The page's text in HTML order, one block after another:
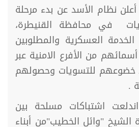
نظام الأسد عن بدء مرحلة
في محافظة القنيطرة،
العسكرية والمطلوبين
من الأفرع الامنية عبر
خضوعهم للتسويات وحصولهم
.
اشتباكات مسلحة بين
"وائل الخطيب"من أبناء